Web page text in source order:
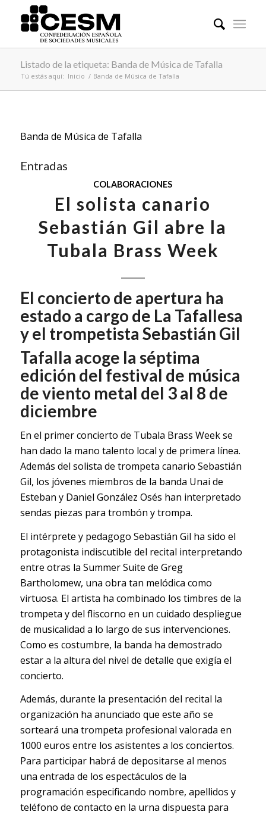
Listado de la etiqueta: Banda de Música de Tafalla
Tú estás aquí: Inicio / Banda de Música de Tafalla
Banda de Música de Tafalla
Entradas
COLABORACIONES
El solista canario
Sebastián Gil abre la
Tubala Brass Week
El concierto de apertura ha
estado a cargo de La Tafallesa
y el trompetista Sebastián Gil
Tafalla acoge la séptima
edición del festival de música
de viento metal del 3 al 8 de
diciembre
En el primer concierto de Tubala Brass Week se
han dado la mano talento local y de primera línea.
Además del solista de trompeta canario Sebastián
Gil, los jóvenes miembros de la banda Unai de
Esteban y Daniel González Osés han interpretado
sendas piezas para trombón y trompa.
El intérprete y pedagogo Sebastián Gil ha sido el
protagonista indiscutible del recital interpretando
entre otras la Summer Suite de Greg
Bartholomew, una obra tan melódica como
virtuosa. El artista ha combinado los timbres de la
trompeta y del fliscorno en un cuidado despliegue
de musicalidad a lo largo de sus intervenciones.
Como es costumbre, la banda ha demostrado
estar a la altura del nivel de detalle que exigía el
concierto.
Además, durante la presentación del recital la
organización ha anunciado que este año se
sorteará una trompeta profesional valorada en
1000 euros entre los asistentes a los conciertos.
Para participar habrá de depositarse al menos
una entrada de los espectáculos de la
programación especificando nombre, apellidos y
teléfono de contacto en la urna dispuesta para